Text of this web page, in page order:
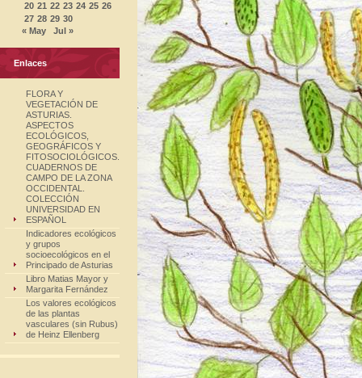
20 21 22 23 24 25 26
27 28 29 30
« May
Jul »
Enlaces
FLORA Y
VEGETACIÓN DE
ASTURIAS.
ASPECTOS
ECOLÓGICOS,
GEOGRÁFICOS Y
FITOSOCIOLÓGICOS.
CUADERNOS DE
CAMPO DE LA ZONA
OCCIDENTAL.
COLECCIÓN
UNIVERSIDAD EN
ESPAÑOL
Indicadores ecológicos
y grupos
socioecológicos en el
Principado de Asturias
Libro Matias Mayor y
Margarita Fernández
Los valores ecológicos
de las plantas
vasculares (sin Rubus)
de Heinz Ellenberg